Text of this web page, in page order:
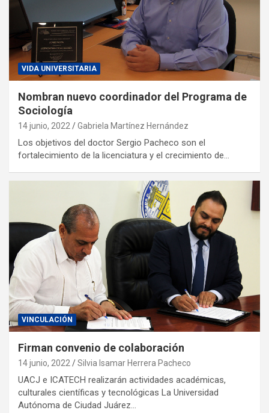
VIDA UNIVERSITARIA
Nombran nuevo coordinador del Programa de
Sociología
14 junio, 2022 Gabriela Martínez Hernández
Los objetivos del doctor Sergio Pacheco son el
fortalecimiento de la licenciatura y el crecimiento de…
VINCULACIÓN
Firman convenio de colaboración
14 junio, 2022 Silvia Isamar Herrera Pacheco
UACJ e ICATECH realizarán actividades académicas,
culturales científicas y tecnológicas La Universidad
Autónoma de Ciudad Juárez…